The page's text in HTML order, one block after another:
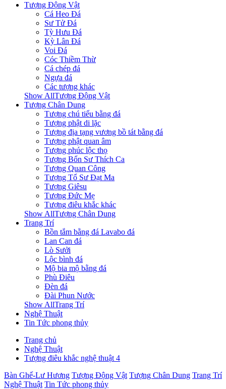
Tượng Động Vật
Cá Heo Đá
Sư Tử Đá
Tỳ Hưu Đá
Kỳ Lân Đá
Voi Đá
Cóc Thiềm Thừ
Cá chép đá
Ngựa đá
Các tượng khác
Show AllTượng Động Vật
Tượng Chân Dung
Tượng chú tiểu bằng đá
Tượng phật di lặc
Tượng địa tạng vương bồ tát bằng đá
Tượng phật quan âm
Tượng phúc lộc thọ
Tượng Bổn Sư Thích Ca
Tượng Quan Công
Tượng Tổ Sư Đạt Ma
Tượng Giêsu
Tượng Đức Mẹ
Tượng điêu khắc khác
Show AllTượng Chân Dung
Trang Trí
Bồn tắm bằng đá Lavabo đá
Lan Can đá
Lò Sưởi
Lộc bình đá
Mộ bia mộ bằng đá
Phù Điêu
Đèn đá
Đài Phun Nước
Show AllTrang Trí
Nghệ Thuật
Tin Tức phong thủy
Trang chủ
Nghệ Thuật
Tượng điêu khắc nghệ thuật 4
Bàn Ghế-Lư Hương Tượng Động Vật Tượng Chân Dung Trang Trí
Nghệ Thuật Tin Tức phong thủy